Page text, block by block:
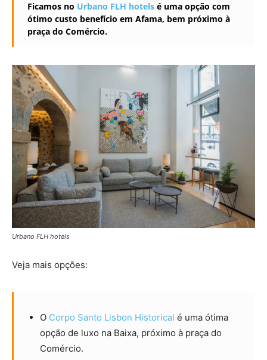
Ficamos no Urbano FLH hotels é uma opção com
ótimo custo benefício em Afama, bem próximo à
praça do Comércio.
Urbano FLH hotels
Veja mais opções:
O Corpo Santo Lisbon Historical é uma ótima
opção de luxo na Baixa, próximo à praça do
Comércio.